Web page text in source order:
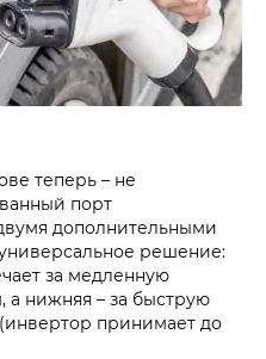
теперь – не
порт
дополнительными
решение:
за медленную
а нижняя – за быструю
принимает до